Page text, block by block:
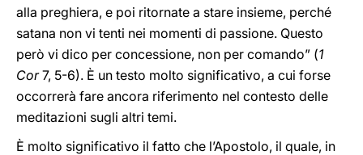
alla preghiera, e poi ritornate a stare insieme, perché
satana non vi tenti nei momenti di passione. Questo
però vi dico per concessione, non per comando” (1
Cor7, 5-6). È un testo molto significativo, a cui forse
occorrerà fare ancora riferimento nel contesto delle
meditazioni sugli altri temi.
È molto significativo il fatto che l’Apostolo, il quale, in